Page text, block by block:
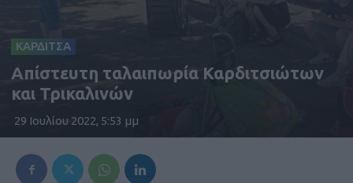
ΚΑΡΔΙΤΣΑ
Απίστευτη ταλαιπωρία Καρδιτσιώτων
και Τρικαλινών
29 Ιουλίου 2022, 5:53 μμ